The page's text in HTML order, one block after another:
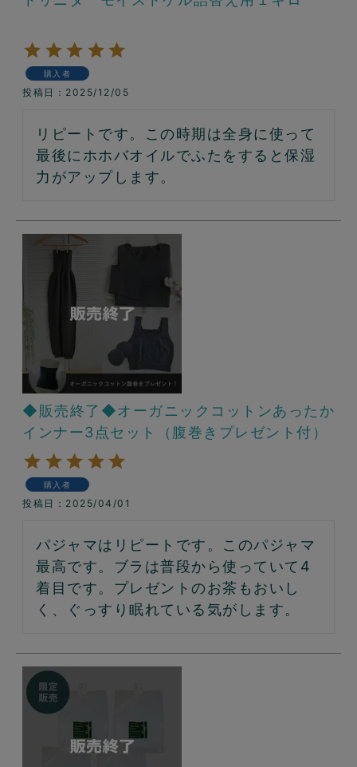
購入者
投稿日 2025/12/05
リピートです。この時期は全身に使って
最後にホホバオイルでふたをすると保湿
力がアップします。
◆販売終了◆オーガニックコットンあったか
インナー3点セット（腹巻きプレゼント付）
購入者
投稿日 2025/04/01
パジャマはリピートです。このパジャマ
最高です。ブラは普段から使っていて4
着目です。プレゼントのお茶もおいし
く、ぐっすり眠れている気がします。